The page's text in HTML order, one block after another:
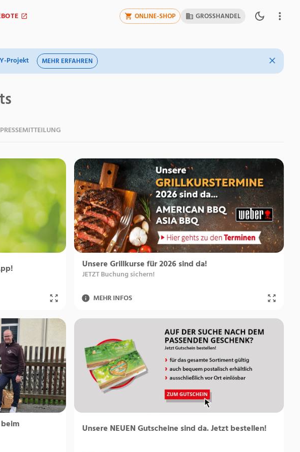
ONLINE-SHOP GROSSHANDEL
Projekt MEHR ERFAHREN
PRESSEMITTEILUNG
Unsere Grillkurse für 2026 sind da!
JETZT Buchung sichern!
MEHR INFOS
Unsere NEUEN Gutscheine sind da. Jetzt bestellen!